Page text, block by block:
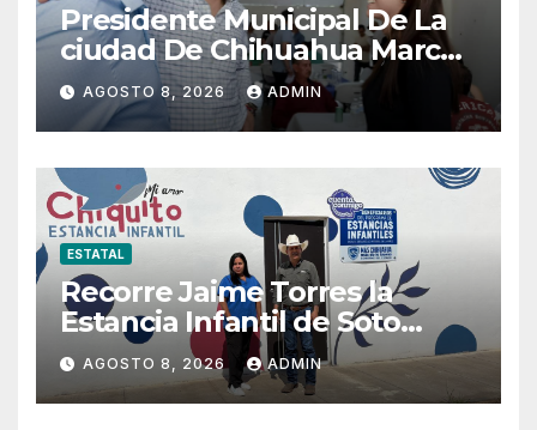
Presidente Municipal De La
ciudad De Chihuahua Marco
Bonilla Mendoza Fue
Recibido En La Colonia Álvaro
Obregón
AGOSTO 8, 2026 ADMIN
ESTATAL
Recorre Jaime Torres la
Estancia Infantil de Soto
Máynez y refrenda
compromiso con la niñez del
Distrito 13
AGOSTO 8, 2026 ADMIN